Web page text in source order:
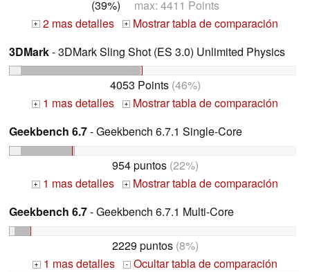
(39%) max: 4411 Points
+ 2 mas detalles +
Mostrar tabla de comparación
3DMark- 3DMark Sling Shot (ES 3.0) Unlimited Physics
4053 Points(46%)
+ 1 mas detalles +
Mostrar tabla de comparación
Geekbench 6.7- Geekbench 6.7.1 Single-Core
954 puntos(22%)
+ 1 mas detalles +
Mostrar tabla de comparación
Geekbench 6.7- Geekbench 6.7.1 Multi-Core
2229 puntos(8%)
+ 1 mas detalles - Ocultar tabla de comparación